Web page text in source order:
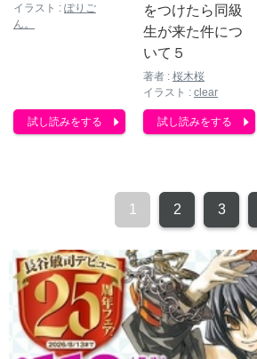
イラスト : ぽりご
ん。
試し読みをする
をつけたら同級
生が来た件につ
いて５
著者 : 桜木桜
イラスト : clear
試し読みをする
1 2 3